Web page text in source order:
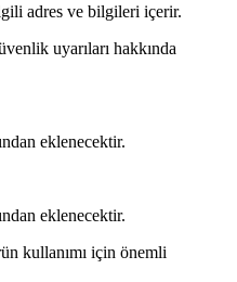
adres ve bilgileri içerir.
uyarıları hakkında
eklenecektir.
eklenecektir.
kullanımı için önemli